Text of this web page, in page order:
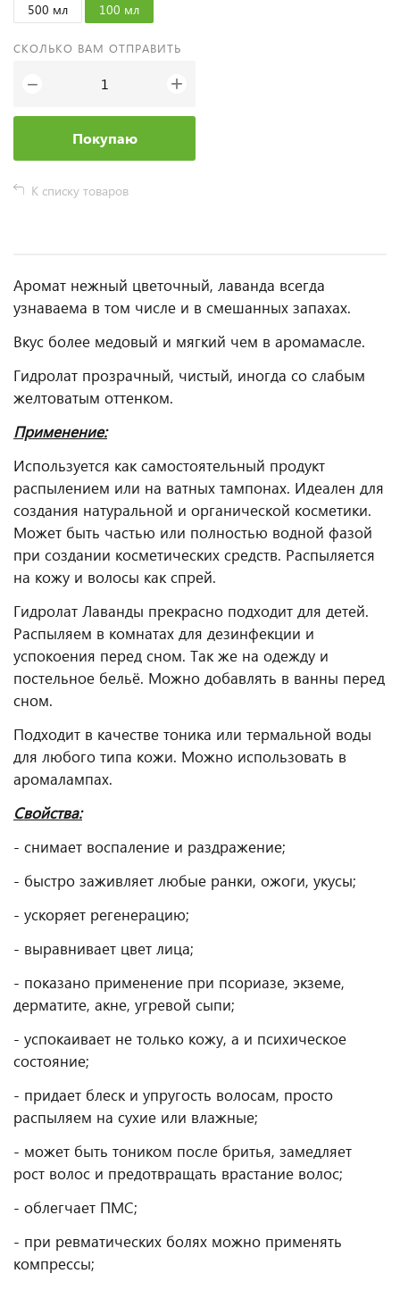
500 мл 100 мл
СКОЛЬКО ВАМ ОТПРАВИТЬ
− +
Покупаю
К списку товаров
Аромат нежный цветочный, лаванда всегда
узнаваема в том числе и в смешанных запахах.
Вкус более медовый и мягкий чем в аромамасле.
Гидролат прозрачный, чистый, иногда со слабым
желтоватым оттенком.
Применение:
Используется как самостоятельный продукт
распылением или на ватных тампонах. Идеален для
создания натуральной и органической косметики.
Может быть частью или полностью водной фазой
при создании косметических средств. Распыляется
на кожу и волосы как спрей.
Гидролат Лаванды прекрасно подходит для детей.
Распыляем в комнатах для дезинфекции и
успокоения перед сном. Так же на одежду и
постельное бельё. Можно добавлять в ванны перед
сном.
Подходит в качестве тоника или термальной воды
для любого типа кожи. Можно использовать в
аромалампах.
Свойства:
- снимает воспаление и раздражение;
- быстро заживляет любые ранки, ожоги, укусы;
- ускоряет регенерацию;
- выравнивает цвет лица;
- показано применение при псориазе, экземе,
дерматите, акне, угревой сыпи;
- успокаивает не только кожу, а и психическое
состояние;
- придает блеск и упругость волосам, просто
распыляем на сухие или влажные;
- может быть тоником после бритья, замедляет
рост волос и предотвращать врастание волос;
- облегчает ПМС;
- при ревматических болях можно применять
компрессы;